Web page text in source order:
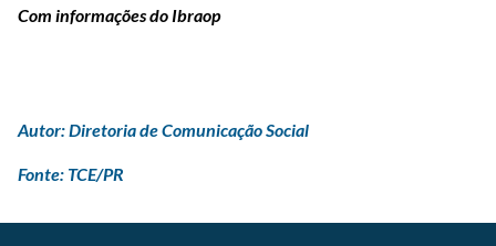
Com informações do Ibraop
Autor: Diretoria de Comunicação Social
Fonte: TCE/PR